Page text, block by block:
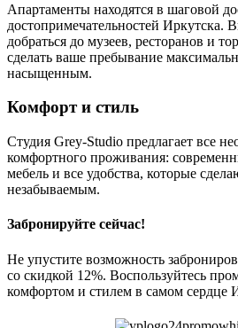
Апартаменты находятся в шаговой
достопримечательностей Иркутска.
добраться до музеев, ресторанов и
сделать ваше пребывание
насыщенным.
Комфорт и стиль
Студия Grey-Studio предлагает все
комфортного проживания:
мебель и все удобства, которые
незабываемым.
Забронируйте сейчас!
Не упустите возможность
со скидкой 12%. Воспользуйтесь
комфортом и стилем в самом сердце